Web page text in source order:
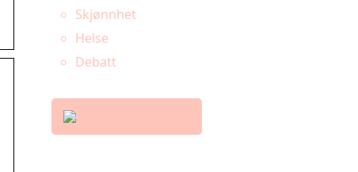
Skjønnhet
Helse
Debatt